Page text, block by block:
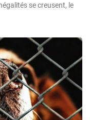
se creusent, le